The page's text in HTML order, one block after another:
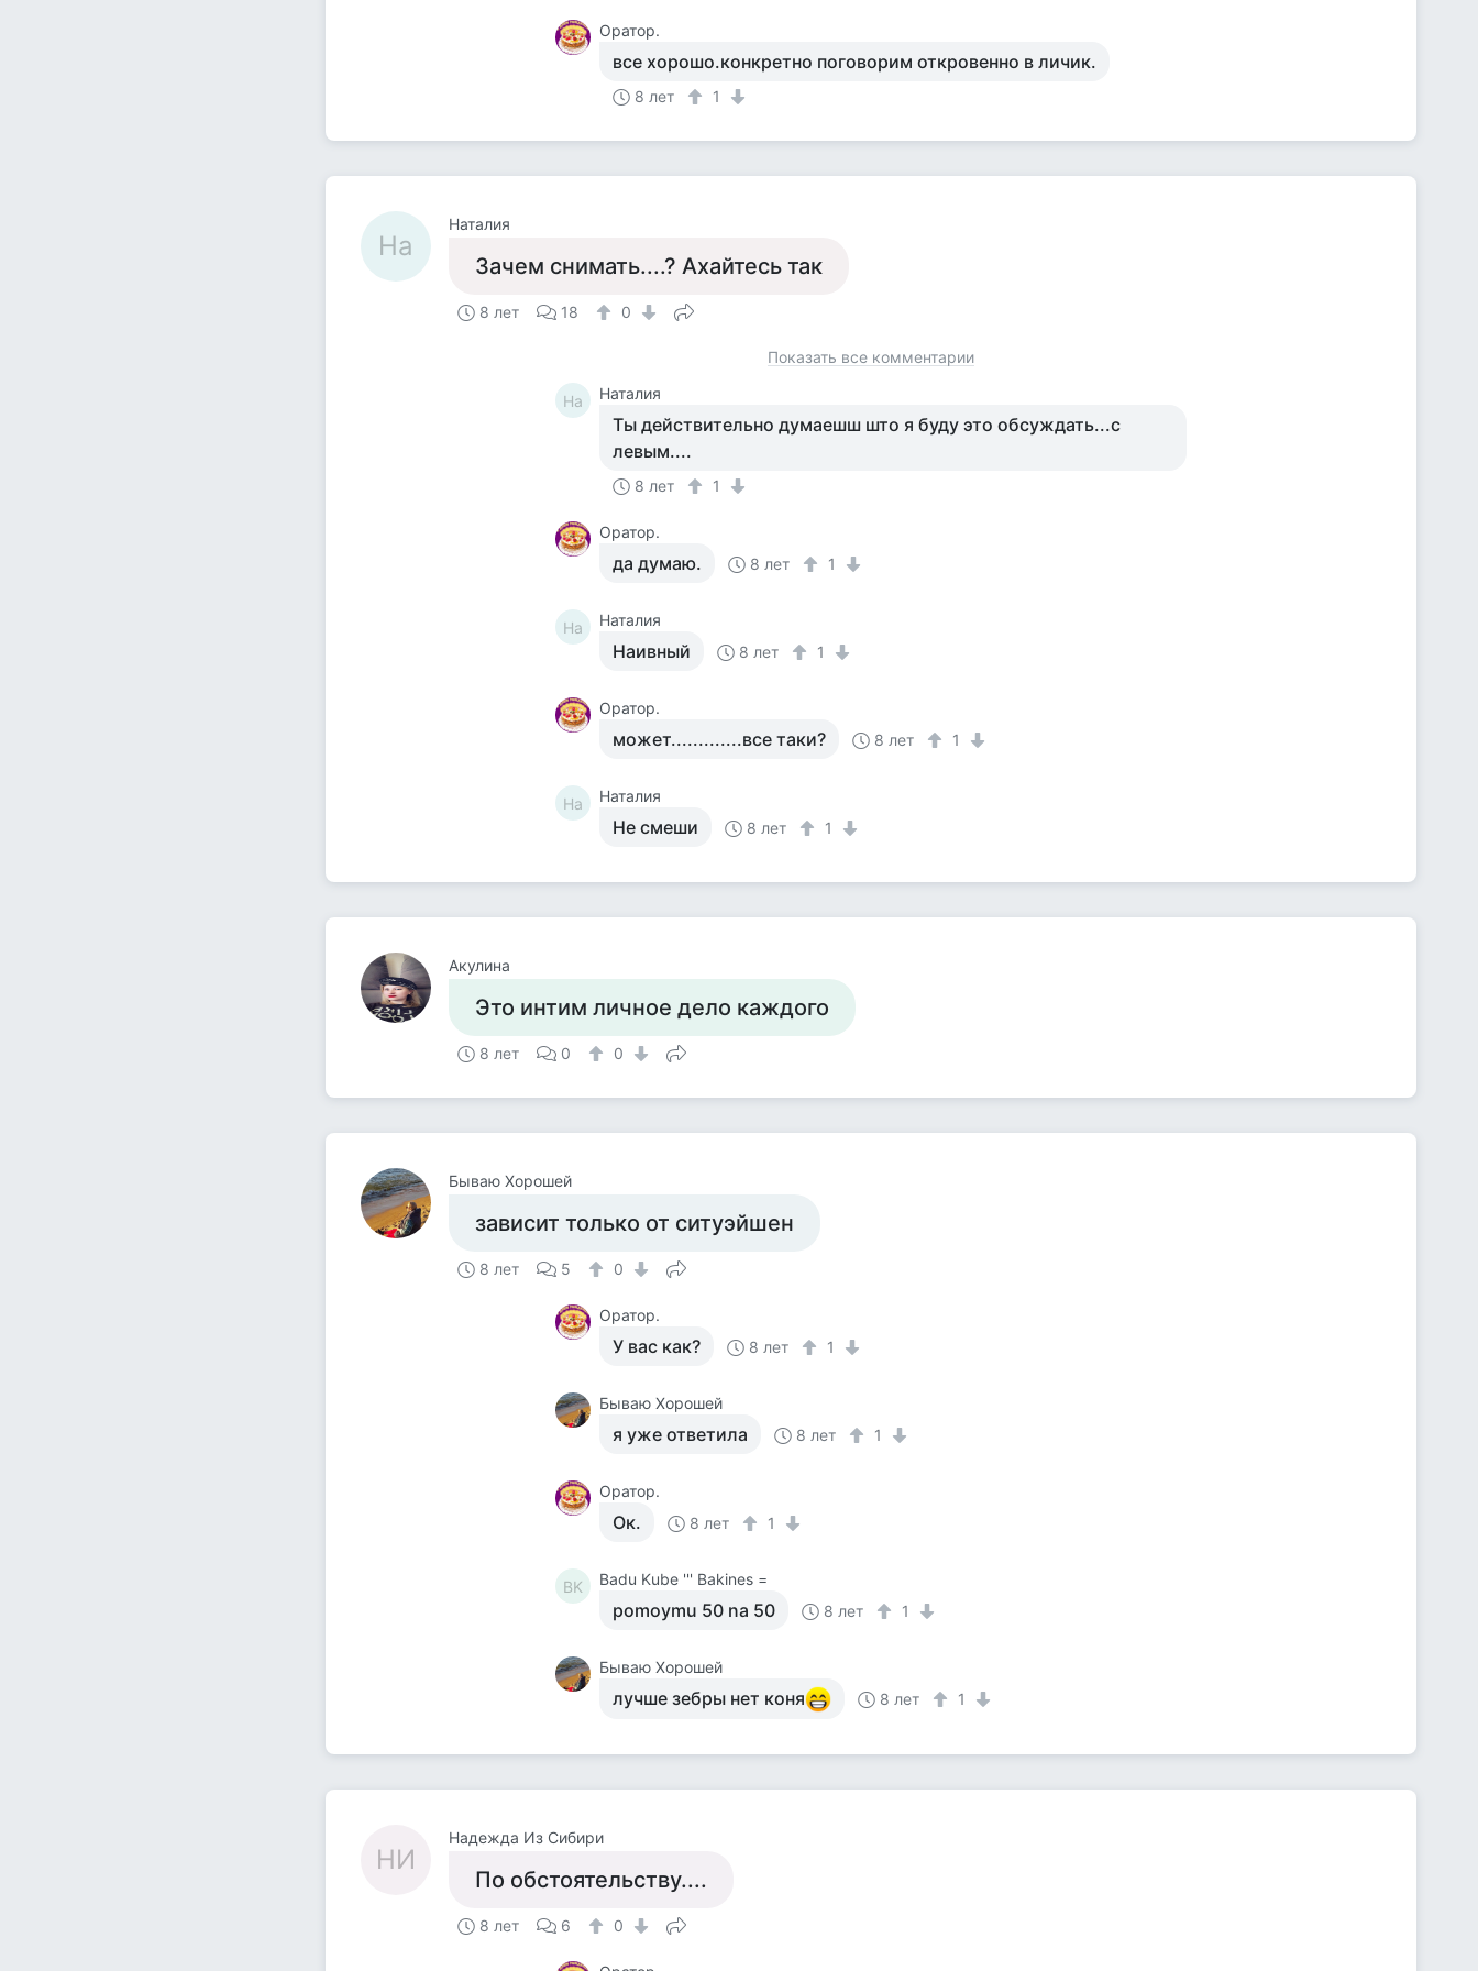
Оратор.
все хорошо.конкретно поговорим откровенно в личик.
8 лет 1
На
Наталия
Зачем снимать....? Ахайтесь так
8 лет 18 0
Показать все комментарии
На Наталия
Ты действительно думаешш што я буду это обсуждать...с
левым....
8 лет 1
Оратор.
да думаю. 8 лет 1
На Наталия
Наивный 8 лет 1
Оратор.
может.............все таки? 8 лет 1
На Наталия
Не смеши 8 лет 1
Акулина
Это интим личное дело каждого
8 лет 0 0
Бываю Хорошей
зависит только от ситуэйшен
8 лет 5 0
Оратор.
У вас как? 8 лет 1
Бываю Хорошей
я уже ответила 8 лет 1
Оратор.
Ок. 8 лет 1
BK Badu Kube ''' Bakines =
pomoymu 50 na 50 8 лет 1
Бываю Хорошей
лучше зебры нет коня 8 лет 1
НИ
Надежда Из Сибири
По обстоятельству....
8 лет 6 0